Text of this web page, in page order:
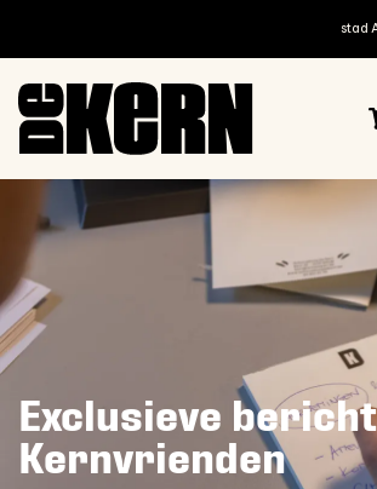
stad
Exclusieve
Kernvrienden